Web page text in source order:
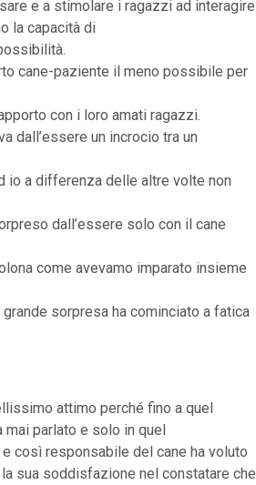
e a stimolare i ragazzi ad interagire
la capacità di
cane-paziente il meno possibile per
con i loro amati ragazzi.
dall’essere un incrocio tra un
io a differenza delle altre volte non
dall’essere solo con il cane
come avevamo imparato insieme
sorpresa ha cominciato a fatica
attimo perché fino a quel
mai parlato e solo in quel
così responsabile del cane ha voluto
sua soddisfazione nel constatare che